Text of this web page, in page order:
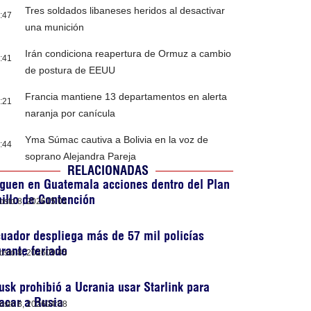
Tres soldados libaneses heridos al desactivar
una munición
Irán condiciona reapertura de Ormuz a cambio
de postura de EEUU
Francia mantiene 13 departamentos en alerta
naranja por canícula
Yma Súmac cautiva a Bolivia en la voz de
soprano Alejandra Pareja
RELACIONADAS
en Guatemala acciones dentro del Plan
de Contención
8, 202615:01
despliega más de 57 mil policías
feriado
8, 202609:45
prohibió a Ucrania usar Starlink para
a Rusia
8, 202604:08